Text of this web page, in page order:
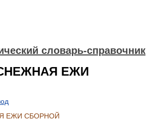
словарь-справочник
ЕЖИ
ЕЖИ СБОРНОЙ